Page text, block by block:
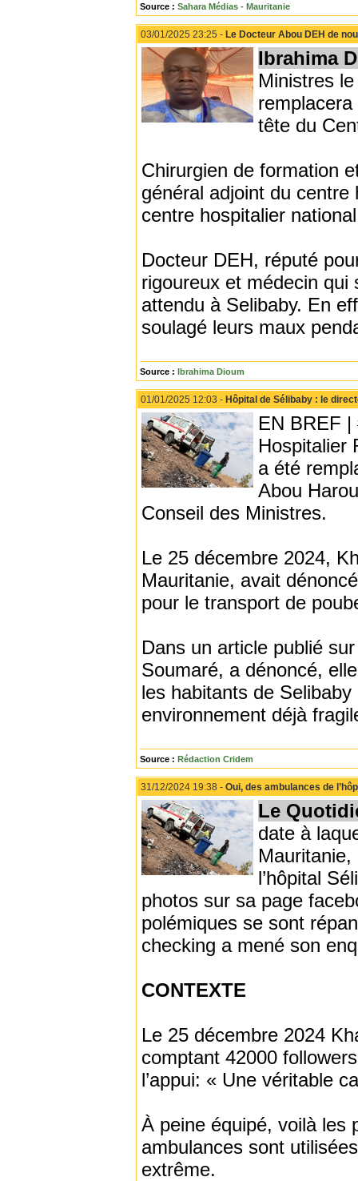
Source : Sahara Médias - Mauritanie
03/01/2025 23:25 - Le Docteur Abou DEH de
Ibrahima
Ministres
tête du
Chirurgien de formation
général adjoint du
centre hospitalier
Docteur DEH, réputé
rigoureux et médecin qui
attendu à Selibaby. En
soulagé leurs maux
Source : Ibrahima Dioum
01/01/2025 12:03 - Hôpital de Sélibaby : le
EN BREF |
Hospitalier
a été
Abou
Conseil des Ministres.
Le 25 décembre 2024,
Mauritanie, avait
pour le transport de
Dans un article publié
Soumaré, a dénoncé,
les habitants de
environnement déjà
Source : Rédaction Cridem
31/12/2024 19:38 - Oui, des ambulances de
Le
date à
Mauritanie,
l’hôpital
photos sur sa page
polémiques se sont
checking a mené son
CONTEXTE
Le 25 décembre 2024
comptant 42000
l’appui: « Une véritable
À peine équipé, voilà les
ambulances sont
extrême.